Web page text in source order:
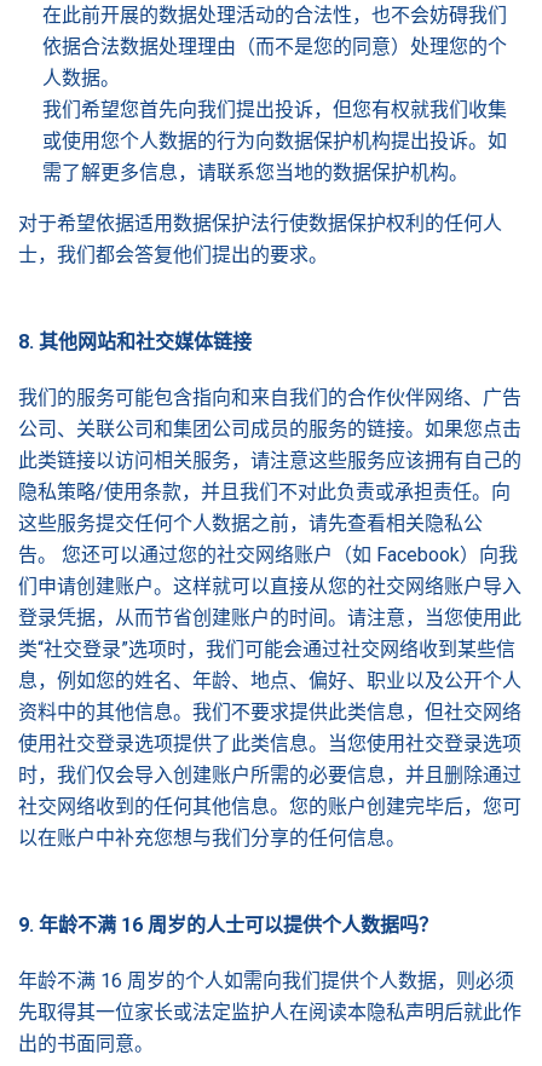
在此前开展的数据处理活动的合法性，也不会妨碍我们
依据合法数据处理理由（而不是您的同意）处理您的个
人数据。
我们希望您首先向我们提出投诉，但您有权就我们收集
或使用您个人数据的行为向数据保护机构提出投诉。如
需了解更多信息，请联系您当地的数据保护机构。
对于希望依据适用数据保护法行使数据保护权利的任何人
士，我们都会答复他们提出的要求。
8. 其他网站和社交媒体链接
我们的服务可能包含指向和来自我们的合作伙伴网络、广告
公司、关联公司和集团公司成员的服务的链接。如果您点击
此类链接以访问相关服务，请注意这些服务应该拥有自己的
隐私策略/使用条款，并且我们不对此负责或承担责任。向
这些服务提交任何个人数据之前，请先查看相关隐私公
告。 您还可以通过您的社交网络账户（如 Facebook）向我
们申请创建账户。这样就可以直接从您的社交网络账户导入
登录凭据，从而节省创建账户的时间。请注意，当您使用此
类“社交登录”选项时，我们可能会通过社交网络收到某些信
息，例如您的姓名、年龄、地点、偏好、职业以及公开个人
资料中的其他信息。我们不要求提供此类信息，但社交网络
使用社交登录选项提供了此类信息。当您使用社交登录选项
时，我们仅会导入创建账户所需的必要信息，并且删除通过
社交网络收到的任何其他信息。您的账户创建完毕后，您可
以在账户中补充您想与我们分享的任何信息。
9. 年龄不满 16 周 岁的人士可以提供个人数据吗？
年龄不满 16 周岁的个人如需向我们提供个人数据，则必须
先取得其一位家长或法定监护人在阅读本隐私声明后就此作
出的书面同意。